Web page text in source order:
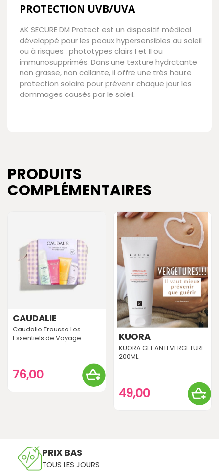
PROTECTION UVB/UVA
AK SECURE DM Protect est un dispositif médical
développé pour les peaux hypersensibles au soleil
ou à risques : phototypes clairs I et II ou
immunosupprimés. Dans une texture hydratante
non grasse, non collante, il offre une très haute
protection solaire pour prévenir chaque jour les
dommages causés par le soleil.
PRODUITS
COMPLÉMENTAIRES
CAUDALIE
Caudalie Trousse Les
Essentiels de Voyage
76,00
KUORA
KUORA GEL ANTI VERGETURE
200ML
49,00
PRIX BAS
TOUS LES JOURS